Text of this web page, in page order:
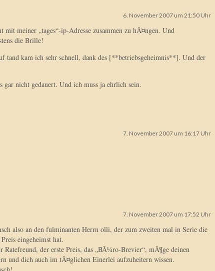
6. November 2007 um 21:50 Uhr
mit meiner „tages“-ip-Adresse zusammen zu hÃ¤ngen. Und
die Brille!
tand kam ich sehr schnell, dank des [**betriebsgeheimnis**]. Und der
gar nicht gedauert. Und ich muss ja ehrlich sein.
7. November 2007 um 16:17 Uhr
7. November 2007 um 17:52 Uhr
also an den fulminanten Herrn olli, der zum zweiten mal in Serie die
eingeheimst hat.
der erste Preis, das „BÃ¼ro-Brevier“, mÃ¶ge deinen
und dich auch im tÃ¤glichen Einerlei aufzuheitern wissen.